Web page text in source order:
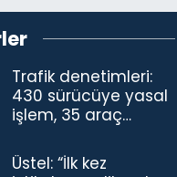
Trafik denetimleri:
430 sürücüye yasal
işlem, 35 araç
Üstel: “İlk kez